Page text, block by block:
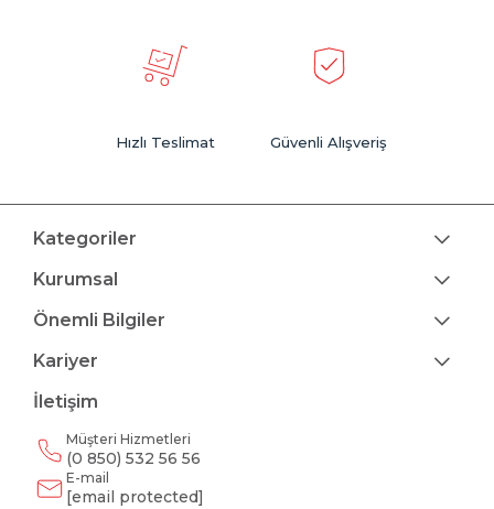
Hızlı Teslimat Güvenli Alışveriş
Kategoriler
Kurumsal
Önemli Bilgiler
Kariyer
İletişim
Müşteri Hizmetleri
(0 850) 532 56 56
E-mail
[email protected]